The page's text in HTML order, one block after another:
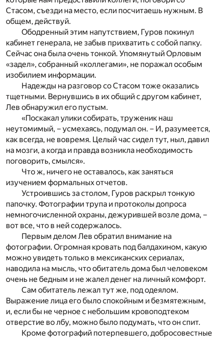
Стасом, съезди на место, если посчитаешь нужным. В
общем, действуй.
Ободренный этим напутствием, Гуров покинул
кабинет генерала, не забыв прихватить с собой папку.
Сейчас она была очень тонкой. Упомянутый Орловым
«задел», собранный «коллегами», не поражал особым
изобилием информации.
Надежды на разговор со Стасом тоже оказались
тщетными. Вернувшись в их общий с другом кабинет,
Лев обнаружил его пустым.
«Поскакал улики собирать, труженик наш
неутомимый, – усмехаясь, подумал он. – И, разумеется,
как всегда, не вовремя. Целый час сидел тут, ныл, давил
на мозги, а когда и правда возникла необходимость
поговорить, смылся».
Что ж, ничего не оставалось, как заняться
изучением формальных отчетов.
Устроившись за столом, Гуров раскрыл тонкую
папочку. Фотографии трупа и протоколы допроса
немногочисленной охраны, дежурившей возле дома, –
вот все, что в ней содержалось.
Первым делом Лев обратил внимание на
фотографии. Огромная кровать под балдахином, какую
можно увидеть только в мексиканских сериалах,
наводила на мысль, что обитатель дома был человеком
очень не бедным и не жалел денег на личный комфорт.
Сам обитатель лежал тут же, под одеялом.
Выражение лица его было спокойным и безмятежным,
и, если бы не черное с небольшим кровоподтеком
отверстие во лбу, можно было подумать, что он спит.
Кроме фотографий потерпевшего, добросовестные